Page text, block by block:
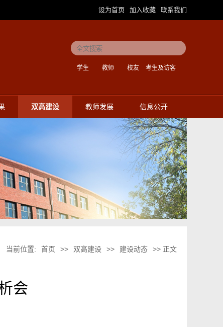
设为首页 加入收藏 联系我们
学生 教师 校友 考生及访客
双高建设 教师发展 信息公开
当前位置: 首页 >> 双高建设 >> 建设动态 >> 正文
会